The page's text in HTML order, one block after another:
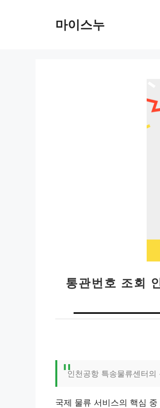
마이스누
통관번호 조회
인천공항 특송물류센터
국제 물류 서비스의 핵심